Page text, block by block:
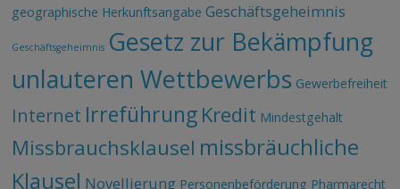
geographische Herkunftsangabe Geschäftsgeheimnis
Geschäftsgeheimnis Gesetz zur Bekämpfung
unlauteren Wettbewerbs Gewerbefreiheit
Internet Irreführung Kredit Mindestgehalt
Missbrauchsklausel missbräuchliche
Klausel Novellierung Personenbeförderung Pharmarecht